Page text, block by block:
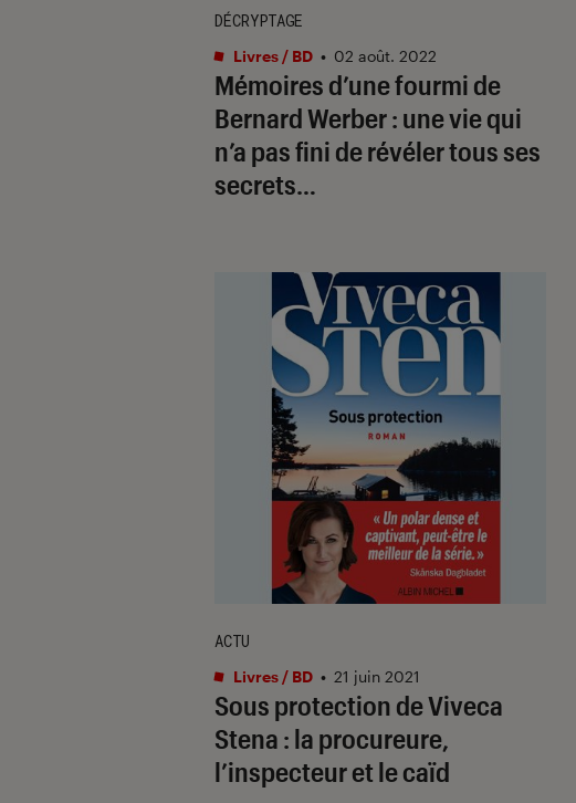
Mémoires d’une fourmi de
Bernard Werber : une vie qui
n’a pas fini de révéler tous ses
secrets…
DÉCRYPTAGE
Livres / BD • 02 août. 2022
Sous protection de Viveca
Stena : la procureure,
l’inspecteur et le caïd
ACTU
Livres / BD • 21 juin 2021